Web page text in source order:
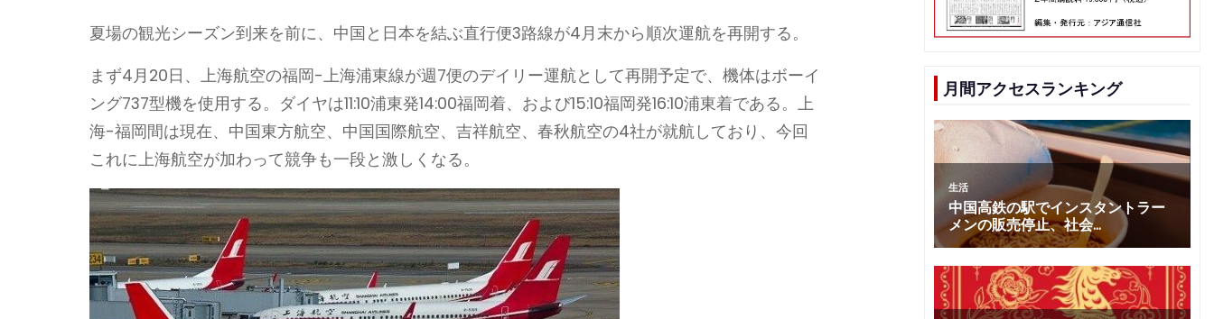
夏場の観光シーズン到来を前に、中国と日本を結ぶ直行便3路線が4月末から順次運航を再開する。
まず4月20日、上海航空の福岡-上海浦東線が週7便のデイリー運航として再開予定で、機体はボーイ
ング737型機を使用する。ダイヤは11:10浦東発14:00福岡着、および15:10福岡発16:10浦東着である。上
海-福岡間は現在、中国東方航空、中国国際航空、吉祥航空、春秋航空の4社が就航しており、今回
これに上海航空が加わって競争も一段と激しくなる。
月間アクセスランキング